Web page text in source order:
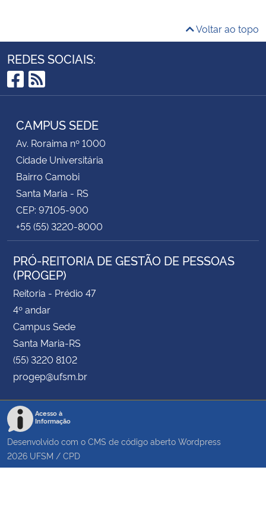
Voltar ao topo
REDES SOCIAIS:
Facebook
RSS
CAMPUS SEDE
Av. Roraima nº 1000
Cidade Universitária
Bairro Camobi
Santa Maria - RS
CEP: 97105-900
+55 (55) 3220-8000
PRÓ-REITORIA DE GESTÃO DE PESSOAS
(PROGEP)
Reitoria - Prédio 47
4º andar
Campus Sede
Santa Maria-RS
(55) 3220 8102
progep@ufsm.br
Acesso à
Informação
Desenvolvido com o CMS de código aberto Wordpress
2026 UFSM / CPD